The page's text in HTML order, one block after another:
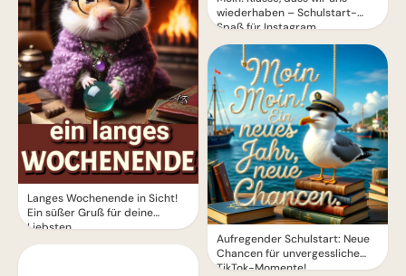
Langes Wochenende in Sicht!
Ein süßer Gruß für deine
Liebsten
wiederhaben – Schulstart-
Spaß für Instagram
Aufregender Schulstart: Neue
Chancen für unvergessliche
TikTok-Momente!